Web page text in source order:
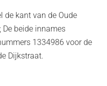
de kant van de Oude
beide innames
1334986 voor de
Dijkstraat.